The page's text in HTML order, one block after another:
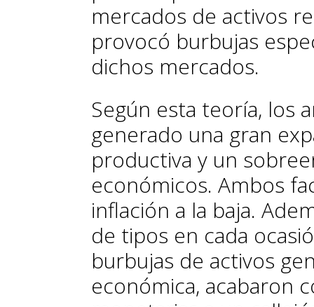
mercados de activos
provocó burbujas
dichos mercados.
Según esta teoría, los
generado una gran
productiva y un
económicos. Ambos
inflación a la baja.
de tipos en cada
burbujas de activos
económica, acabaron